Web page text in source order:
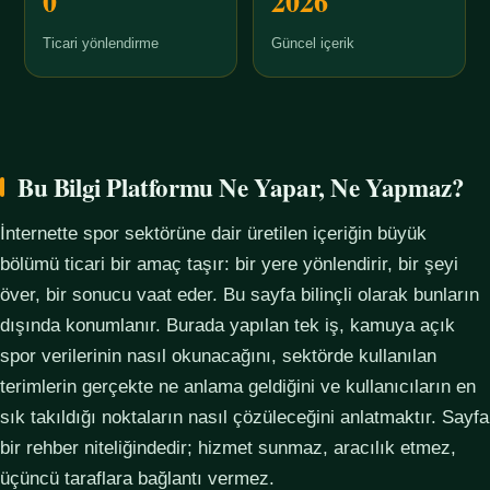
Ticari yönlendirme Güncel içerik
Bu Bilgi Platformu Ne Yapar, Ne Yapmaz?
İnternette spor sektörüne dair üretilen içeriğin büyük
bölümü ticari bir amaç taşır: bir yere yönlendirir, bir şeyi
över, bir sonucu vaat eder. Bu sayfa bilinçli olarak bunların
dışında konumlanır. Burada yapılan tek iş, kamuya açık
spor verilerinin nasıl okunacağını, sektörde kullanılan
terimlerin gerçekte ne anlama geldiğini ve kullanıcıların en
sık takıldığı noktaların nasıl çözüleceğini anlatmaktır. Sayfa
bir rehber niteliğindedir; hizmet sunmaz, aracılık etmez,
üçüncü taraflara bağlantı vermez.